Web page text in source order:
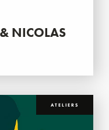
NICOLAS
ATELIERS